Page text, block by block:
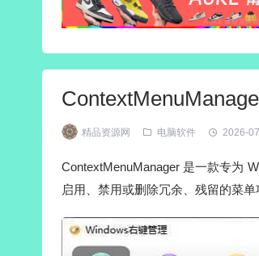
精品资源网 电脑软件 2026-
ContextMenuManager 是一款专为
启用、禁用或删除冗余、残留的菜